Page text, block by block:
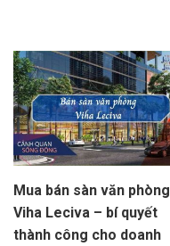
Mua bán sàn văn phòng
Viha Leciva – bí quyết
thành công cho doanh